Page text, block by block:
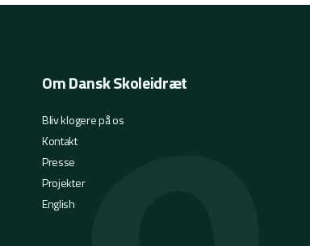
Om Dansk Skoleidræt
Bliv klogere på os
Kontakt
Presse
Projekter
English